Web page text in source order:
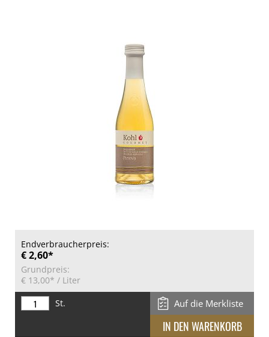
Endverbraucherpreis:
€ 2,60*
Grundpreis:
€ 13,00* / Liter
St.
Auf die Merkliste